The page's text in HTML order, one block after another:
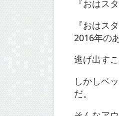
『おはス
『おはス
2016年の
逃げ出す
しかしベ
だ。